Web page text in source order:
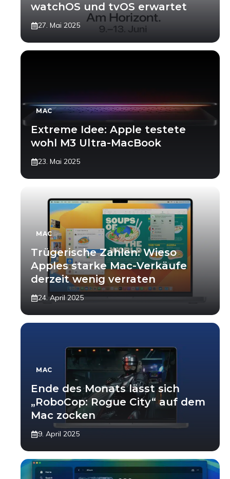
watchOS und tvOS erwartet
27. Mai 2025
MAC
Extreme Idee: Apple testete
wohl M3 Ultra-MacBook
23. Mai 2025
MAC
Trügerische Zahlen: Wieso
Apples starke Mac-Verkäufe
derzeit wenig verraten
24. April 2025
MAC
Ende des Monats lässt sich
„RoboCop: Rogue City“ auf dem
Mac zocken
9. April 2025